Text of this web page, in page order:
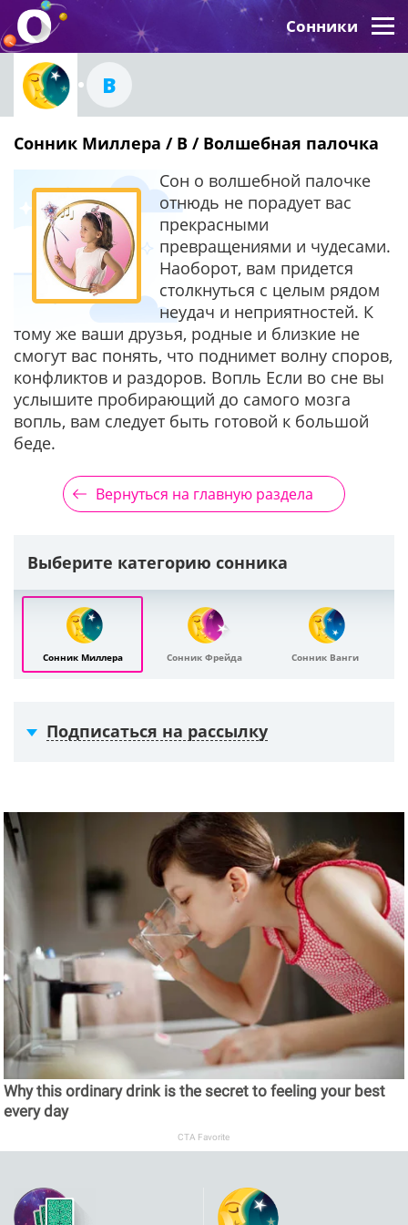
Сонники
В
Сонник Миллера / В / Волшебная палочка
Сон о волшебной палочке
отнюдь не порадует вас
прекрасными
превращениями и чудесами.
Наоборот, вам придется
столкнуться с целым рядом
неудач и неприятностей. К
тому же ваши друзья, родные и близкие не
смогут вас понять, что поднимет волну споров,
конфликтов и раздоров. Вопль Если во сне вы
услышите пробирающий до самого мозга
вопль, вам следует быть готовой к большой
беде.
Вернуться на главную раздела
Выберите категорию сонника
Сонник Миллера Сонник Фрейда Сонник Ванги
Подписаться на рассылку
Why this ordinary drink is the secret to feeling your best
every day
CTA Favorite